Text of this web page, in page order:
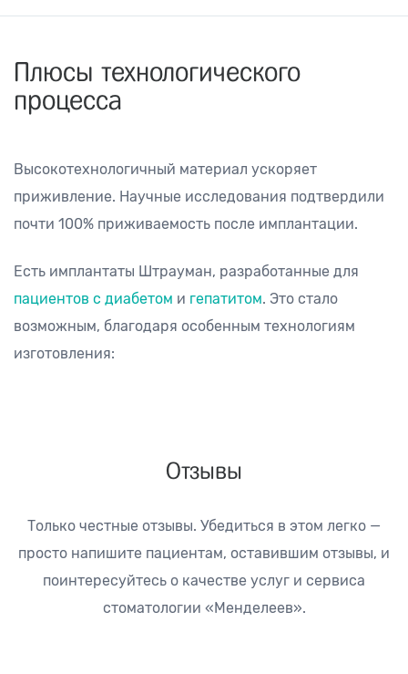
Плюсы технологического
процесса
Высокотехнологичный материал ускоряет
приживление. Научные исследования подтвердили
почти 100% приживаемость после имплантации.
Есть имплантаты Штрауман, разработанные для
пациентов с диабетом и гепатитом. Это стало
возможным, благодаря особенным технологиям
изготовления:
Отзывы
Только честные отзывы. Убедиться в этом легко —
просто напишите пациентам, оставившим отзывы, и
поинтересуйтесь о качестве услуг и сервиса
стоматологии «Менделеев».